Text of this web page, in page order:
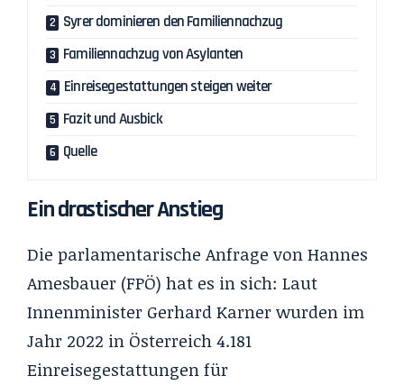
Syrer dominieren den Familiennachzug
Familiennachzug von Asylanten
Einreisegestattungen steigen weiter
Fazit und Ausbick
Quelle
Ein drastischer Anstieg
Die parlamentarische Anfrage von Hannes
Amesbauer (FPÖ) hat es in sich: Laut
Innenminister Gerhard Karner wurden im
Jahr 2022 in Österreich 4.181
Einreisegestattungen für